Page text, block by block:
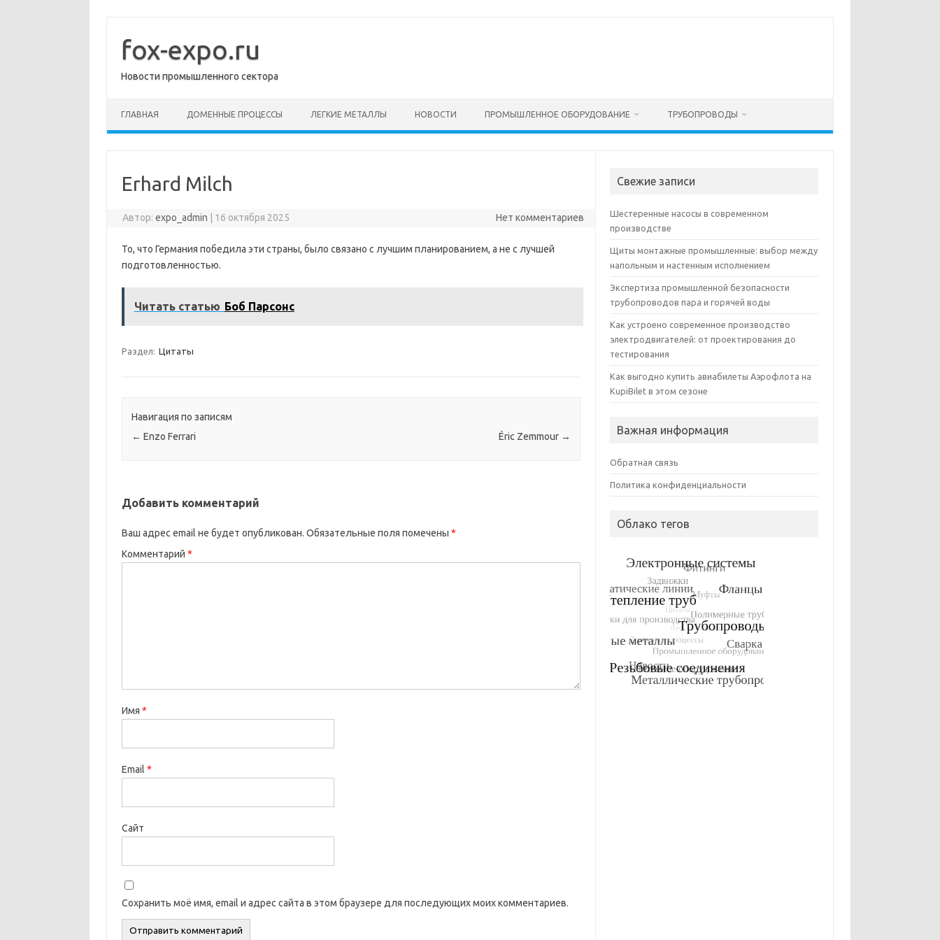
содержимому
fox-expo.ru
Новости промышленного сектора
ГЛАВНАЯ ДОМЕННЫЕ ПРОЦЕССЫ ЛЕГКИЕ МЕТАЛЛЫ НОВОСТИ ПРОМЫШЛЕННОЕ ОБОРУДОВАНИЕ ТРУБОПРОВОДЫ
Erhard Milch
Автор:expo_admin 16 октября 2025 Нет комментариев
То, что Германия победила эти страны, было связано с лучшим планированием, а не с лучшей
подготовленностью.
Читать статью Боб Парсонс
Раздел: Цитаты
Навигация по записям
← Enzo Ferrari Éric Zemmour →
Добавить комментарий
Ваш адрес email не будет опубликован. Обязательные поля помечены *
Комментарий *
Имя *
Email *
Сайт
Сохранить моё имя, email и адрес сайта в этом браузере для последующих моих комментариев.
Свежие записи
Шестеренные насосы в современном
производстве
Щиты монтажные промышленные: выбор между
напольным и настенным исполнением
Экспертиза промышленной безопасности
трубопроводов пара и горячей воды
Как устроено современное производство
электродвигателей: от проектирования до
тестирования
Как выгодно купить авиабилеты Аэрофлота на
KupiBilet в этом сезоне
Важная информация
Обратная связь
Политика конфиденциальности
Облако тегов